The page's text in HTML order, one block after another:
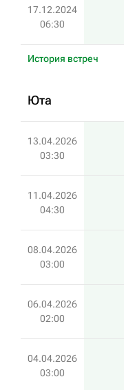
17.12.2024
06:30
История встреч
Юта
13.04.2026
03:30
11.04.2026
04:30
08.04.2026
03:00
06.04.2026
02:00
04.04.2026
03:00